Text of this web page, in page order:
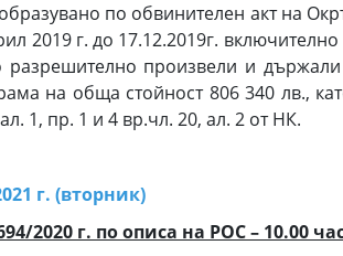
по обвинителен акт на
2019 г. до 17.12.2019г.
разрешително произвели и
на обща стойност 806 340 лв.,
1, пр. 1 и 4 вр.чл. 20, ал. 2 от НК.
г. (вторник)
2020 г. по описа на РОС – 10.00